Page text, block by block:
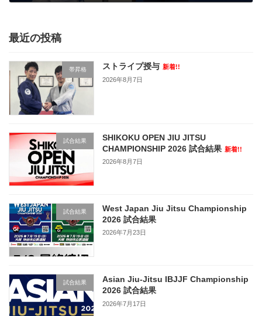
最近の投稿
帯昇格 ストライプ授与 新着!!
2026年8月7日
試合結果
SHIKOKU OPEN JIU JITSU
CHAMPIONSHIP 2026 試合結果 新着!!
2026年8月7日
試合結果
West Japan Jiu Jitsu Championship
2026 試合結果
2026年7月23日
試合結果
Asian Jiu-Jitsu IBJJF Championship
2026 試合結果
2026年7月17日